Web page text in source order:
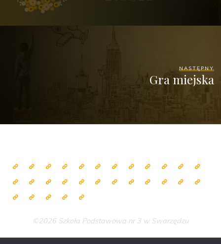
NASTĘPNY
Gra miejska
©2026 Szkoła Podstawowa nr 3 w Swarzędzu